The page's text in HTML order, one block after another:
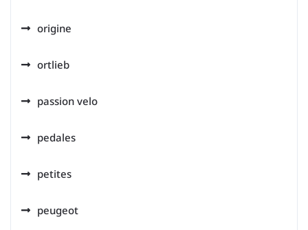
origine
ortlieb
passion velo
pedales
petites
peugeot